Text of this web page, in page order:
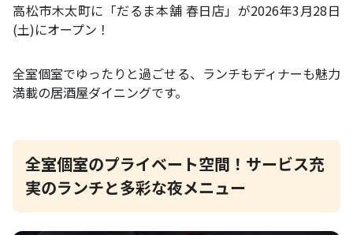
高松市木太町に「だるま本舗 春日店」が2026年3月28日
(土)にオープン！
全室個室でゆったりと過ごせる、ランチもディナーも魅力
満載の居酒屋ダイニングです。
全室個室のプライベート空間！サービス充
実のランチと多彩な夜メニュー